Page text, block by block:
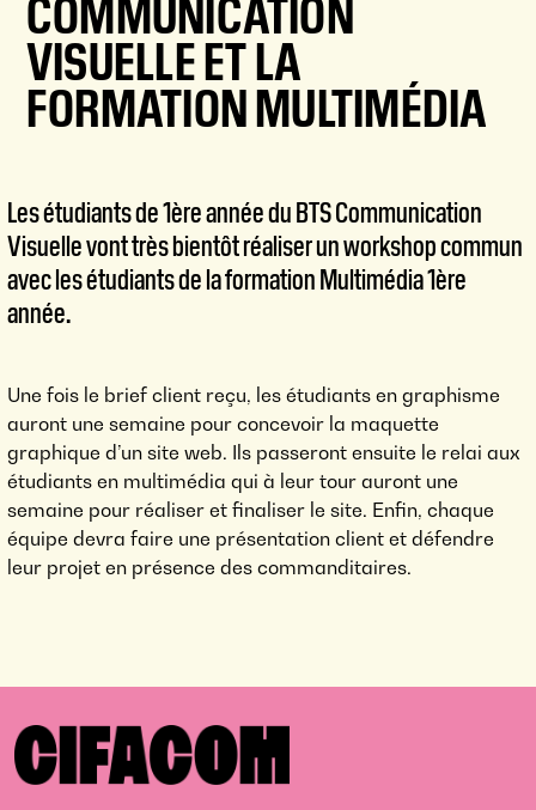
VISUELLE ET LA
FORMATION MULTIMÉDIA
Les étudiants de 1ère année du BTS Communication
Visuelle vont très bientôt réaliser un workshop commun
avec les étudiants de la formation Multimédia 1ère
année.
Une fois le brief client reçu, les étudiants en graphisme
auront une semaine pour concevoir la maquette
graphique d’un site web. Ils passeront ensuite le relai aux
étudiants en multimédia qui à leur tour auront une
semaine pour réaliser et finaliser le site. Enfin, chaque
équipe devra faire une présentation client et défendre
leur projet en présence des commanditaires.